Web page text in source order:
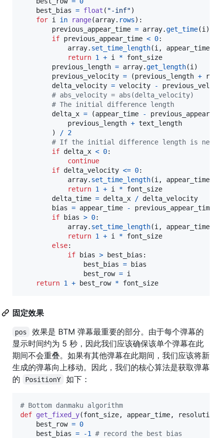
best_bias = float ( "-inf")
for i in range(array. rows):
previous_appear_time = array.get_time(i )
if previous_appear_time < 0:
array. set_time_length(i , appear_time
return 1 + i * font_size
previous_length = array.get_length(i )
previous_velocity = (previous_length +
delta_velocity = velocity -
# abs_velocity = abs(delta_velocity)
# The initial difference length
delta_x = (appear_time -
previous_length + text_length
        )
/ 2
# If the initial difference length is
if delta_x < 0:
continue
if delta_velocity <= 0:
array. set_time_length(i , appear_time
return 1 + i * font_size
delta_time = delta_x / delta_velocity
bias = appear_time - previous_appear_time
if
bias > 0:
array. set_time_length(i , appear_time
return 1 + i * font_size
else:
if
bias > best_bias :
best_bias =
bias
best_row = i
return 1 + best_row * font_size
固定效果
pos
效果是 BTM 弹幕最重要的部分。由于每个弹幕的
显示时间约为 5 秒，因此我们应该确保该单个弹幕在此
期间不会重叠。如果有其他弹幕在此期间，我们应该将新
生成的弹幕向上移动。因此，我们的核心算法是获取弹幕
的
PositionY 如下：
# Bottom danmaku algorithm
def get_fixed_y(font_size, appear_time,
best_row = 0
best_bias = -1
# record the best bias